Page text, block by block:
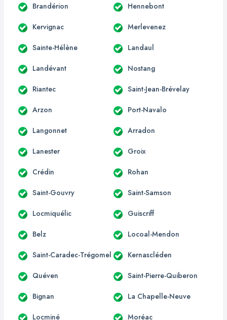
Brandérion Hennebont
Kervignac Merlevenez
Sainte-Hélène Landaul
Landévant Nostang
Riantec Saint-Jean-Brévelay
Arzon Port-Navalo
Langonnet Arradon
Lanester Groix
Crédin Rohan
Saint-Gouvry Saint-Samson
Locmiquélic Guiscriff
Belz Locoal-Mendon
Saint-Caradec-Trégomel Kernascléden
Quéven Saint-Pierre-Quiberon
Bignan La Chapelle-Neuve
Locminé Moréac